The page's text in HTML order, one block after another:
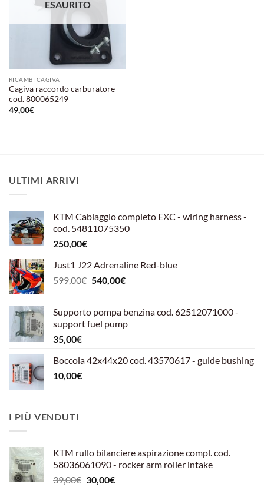
ESAURITO
RICAMBI CAGIVA
Cagiva raccordo carburatore
cod. 800065249
49,00€
ULTIMI ARRIVI
KTM Cablaggio completo EXC - wiring harness -
cod. 54811075350
250,00€
Just1 J22 Adrenaline Red-blue
599,00€ Il
era:
599,00€.
540,00€Il
è:
540,00€.
Supporto pompa benzina cod. 62512071000 -
support fuel pump
35,00€
Boccola 42x44x20 cod. 43570617 - guide bushing
10,00€
I PIÙ VENDUTI
KTM rullo bilanciere aspirazione compl. cod.
58036061090 - rocker arm roller intake
39,00€ Il
30,00€Il